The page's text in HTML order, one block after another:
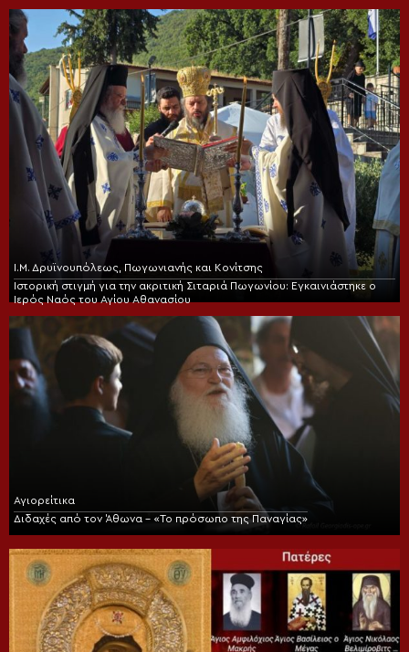
Ι.Μ. Δρυϊνουπόλεως, Πωγωνιανής και Κονίτσης
Ιστορική στιγμή για την ακριτική Σιταριά Πωγωνίου: Εγκαινιάστηκε ο
Ιερός Ναός του Αγίου Αθανασίου
Αγιορείτικα
Διδαχές από τον Άθωνα – «Το πρόσωπο της Παναγίας»